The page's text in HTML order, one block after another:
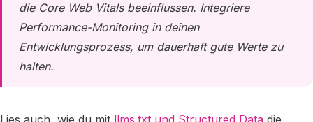
die Core Web Vitals beeinflussen. Integriere
Performance-Monitoring in deinen
Entwicklungsprozess, um dauerhaft gute Werte zu
halten.
Lies auch, wie du mit llms.txt und Structured Data die